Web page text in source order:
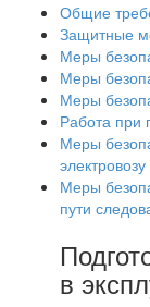
Общие
Защитные
Меры
Меры
Меры
Работа при
Меры
Меры
пути
в